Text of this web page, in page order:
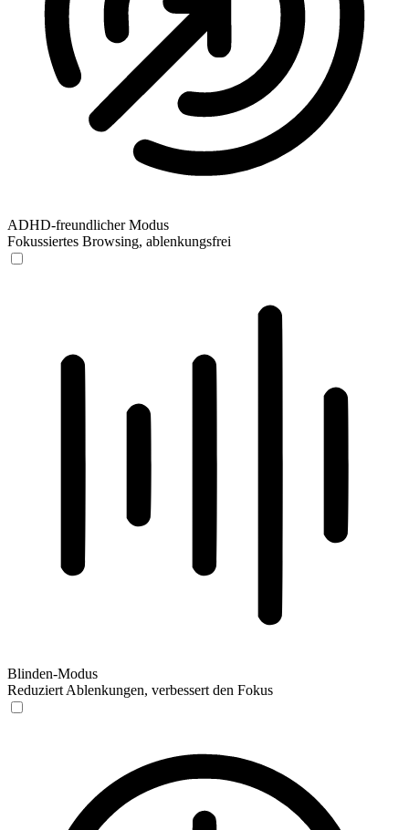
ADHD-freundlicher Modus
Fokussiertes Browsing, ablenkungsfrei
Blinden-Modus
Reduziert Ablenkungen, verbessert den Fokus